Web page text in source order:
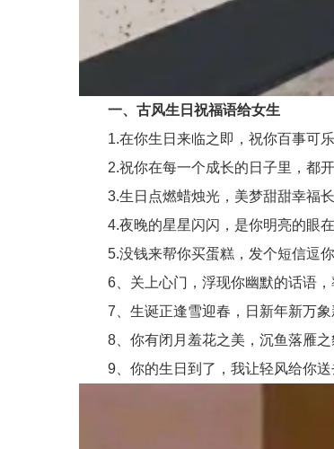
一、古风生日祝福语给女生
1.在你生日来临之即，祝你百事可乐
2.祝你在每一个成长的日子里，都开
3.生日点燃蜡烛光，美梦甜甜幸福长;
4.夜晚的星星闪闪，是你明亮的眼在
5.没钱来帮你买蛋糕，发个短信逗你
6、关上心门，浮现你幽默的话语，
7、生诞正逢雪迎春，日新年新万象
8、你有闭月羞花之美，沉鱼落雁之
9、你的生日到了，我让轻风给你送